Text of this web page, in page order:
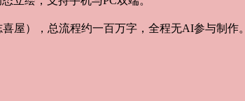
屋），总流程约一百万字，全程无AI参与制作。